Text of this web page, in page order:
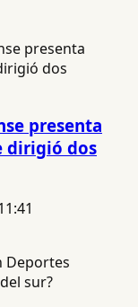
presenta
dirigió dos